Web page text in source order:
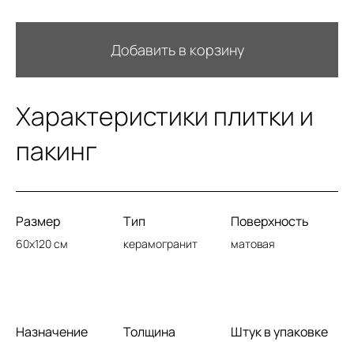
Добавить в корзину
Характеристики плитки и
пакинг
Размер
60x120 см
Тип
керамогранит
Поверхность
матовая
Назначение Толщина Штук в упаковке